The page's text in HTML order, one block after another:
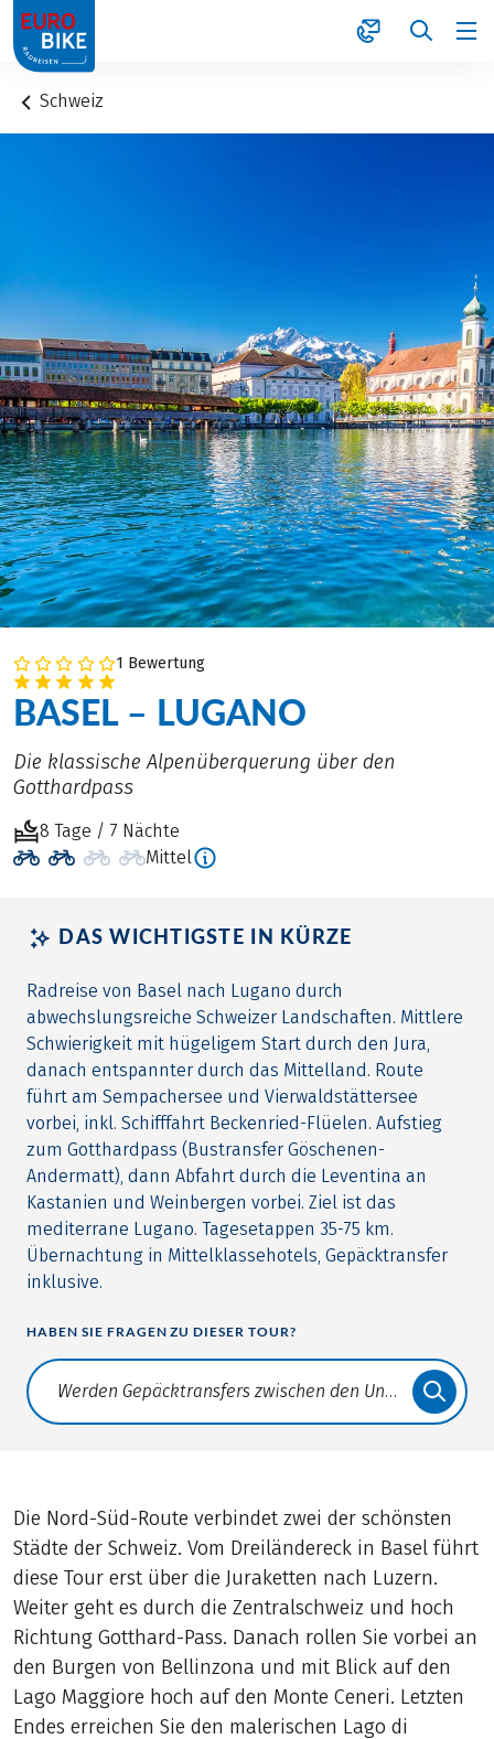
1
Schweiz
1 Bewertung
BASEL – LUGANO
Die klassische Alpenüberquerung über den
Gotthardpass
8 Tage / 7 Nächte
Mittel
DAS WICHTIGSTE IN KÜRZE
Radreise von Basel nach Lugano durch
abwechslungsreiche Schweizer Landschaften. Mittlere
Schwierigkeit mit hügeligem Start durch den Jura,
danach entspannter durch das Mittelland. Route
führt am Sempachersee und Vierwaldstättersee
vorbei, inkl. Schifffahrt Beckenried-Flüelen. Aufstieg
zum Gotthardpass (Bustransfer Göschenen-
Andermatt), dann Abfahrt durch die Leventina an
Kastanien und Weinbergen vorbei. Ziel ist das
mediterrane Lugano. Tagesetappen 35-75 km.
Übernachtung in Mittelklassehotels, Gepäcktransfer
inklusive.
HABEN SIE FRAGEN ZU DIESER TOUR?
Translate: a11y.faq.search
Die Nord-Süd-Route verbindet zwei der schönsten
Städte der Schweiz. Vom Dreiländereck in Basel führt
diese Tour erst über die Juraketten nach Luzern.
Weiter geht es durch die Zentralschweiz und hoch
Richtung Gotthard-Pass. Danach rollen Sie vorbei an
den Burgen von Bellinzona und mit Blick auf den
Lago Maggiore hoch auf den Monte Ceneri. Letzten
Endes erreichen Sie den malerischen Lago di